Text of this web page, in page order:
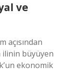
ve
açısından
ilinin büyüyen
ekonomik